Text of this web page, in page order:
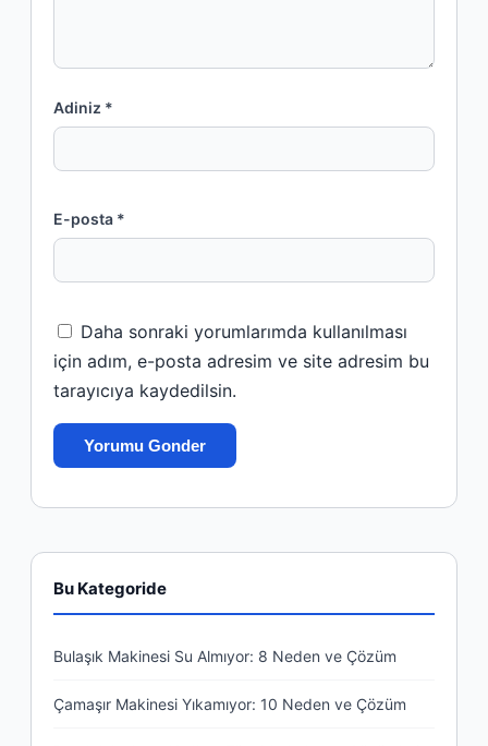
Adiniz *
E-posta *
Daha sonraki yorumlarımda kullanılması
için adım, e-posta adresim ve site adresim bu
tarayıcıya kaydedilsin.
Bu Kategoride
Bulaşık Makinesi Su Almıyor: 8 Neden ve Çözüm
Çamaşır Makinesi Yıkamıyor: 10 Neden ve Çözüm